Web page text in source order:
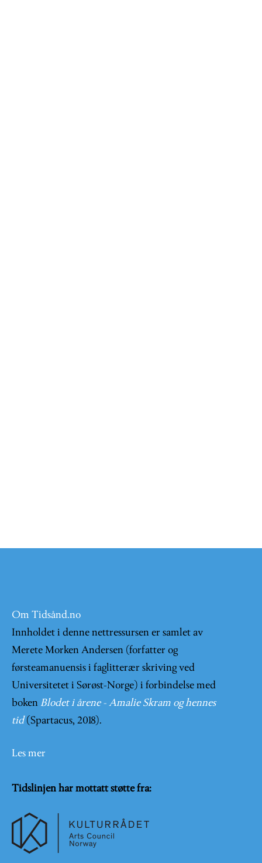
Om Tidsånd.no
Innholdet i denne nettressursen er samlet av
Merete Morken Andersen (forfatter og
førsteamanuensis i faglitterær skriving ved
Universitetet i Sørøst-Norge) i forbindelse med
boken Blodet i årene - Amalie Skram og hennes
tid (Spartacus, 2018).
Les mer
Tidslinjen har mottatt støtte fra: